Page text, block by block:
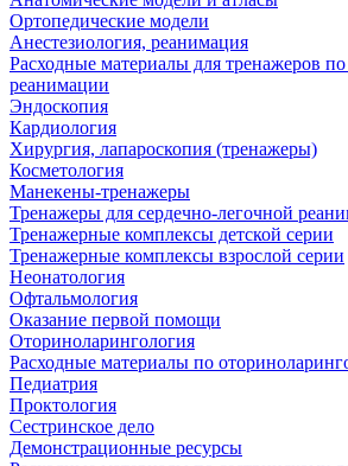
Ортопедические модели
Анестезиология, реанимация
Расходные материалы для тренажеров по
реанимации
Эндоскопия
Кардиология
Хирургия, лапароскопия (тренажеры)
Косметология
Манекены-тренажеры
Тренажеры для сердечно-легочной
Тренажерные комплексы детской серии
Тренажерные комплексы взрослой серии
Неонатология
Офтальмология
Оказание первой помощи
Оториноларингология
Расходные материалы по
Педиатрия
Проктология
Сестринское дело
Демонстрационные ресурсы